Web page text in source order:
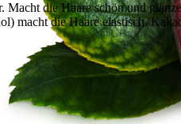
die Haare schön und
macht die Haare elastisch.